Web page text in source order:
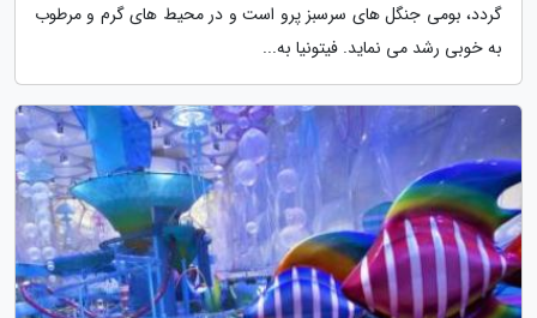
گردد، بومی جنگل های سرسبز پرو است و در محیط های گرم و مرطوب
به خوبی رشد می نماید. فیتونیا به...